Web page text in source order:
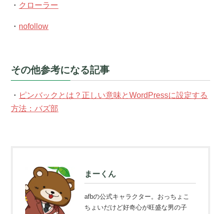
・ クローラー
・ nofollow
その他参考になる記事
・ ピンバックとは？正しい意味とWordPressに設定する
方法：バズ部
まーくん
afbの公式キャラクター。おっちょこ
ちょいだけど好奇心が旺盛な男の子